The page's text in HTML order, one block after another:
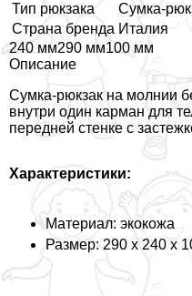
Тип рюкзака
Сумка-
Страна бренда Италия
240 мм290 мм100 мм
Описание
Сумка-рюкзак на молнии
внутри один карман для
передней стенке с
Хаpaктеристики:
Материал: экокожа
Размер: 290 х 240 х